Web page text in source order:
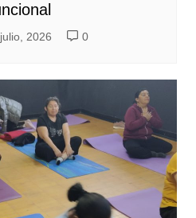
2026 0